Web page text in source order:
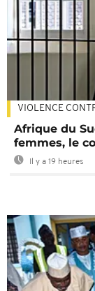
VIOLENCE
Afrique du
femmes, le
Il y a 19 heures